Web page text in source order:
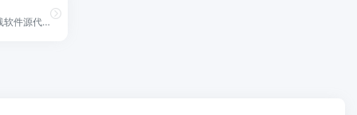
GitHub是一个在线软件源代码托管服务平台，使用Git作为版本控制软件